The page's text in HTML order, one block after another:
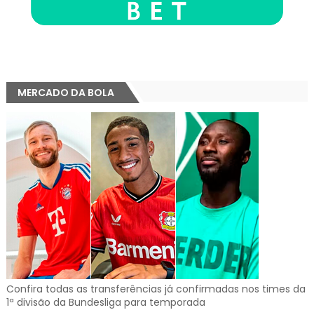
MERCADO DA BOLA
Confira todas as transferências já confirmadas nos times da
1ª divisão da Bundesliga para temporada